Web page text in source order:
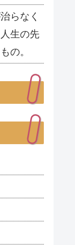
らなく
生の先
の。